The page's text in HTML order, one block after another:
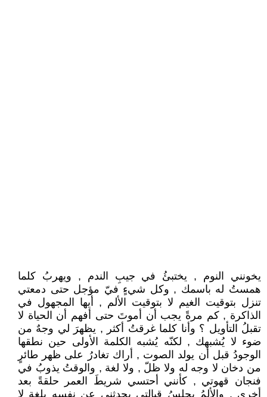
يخونني النوم , يختبئُ في جيبِ الندم , ويهربُ كلما
همستُ له باسمك , وكل شيءٍ فيّ مؤجل حتى دمعتي
تنزل بتوقيت الغيم لا بتوقيت الألم , أيها المجهول في
الذاكرة , كم مرةً يجب أن أموتَ حتى أفهم أن الحياة لا
تقبلُ التأويل ؟ وأنا كلما غرقتُ أكثر , يظهرَ لي وجهٌ من
ضوء لا يُشبهك , لكنّه يُشبه الكلمة الأولى حين نطقها
الوجودُ قبل أن يولد الصوت , أراك تغادرُ على ظهر طائرٍ
من دخان لا وجه له ولا ظلّ , ولا لغة , والوقتُ يذوبُ في
فنجان قهوتي , كأنني أحتسي شريطَ العمر حلقةً بعد
أخرى , والألمُ يجلسُ قبالتي يحدثني عن نفسه بلغةٍ لا